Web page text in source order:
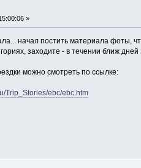
»
начал постить материала фоты,
заходите - в течении ближ
можно смотреть по ссылке:
Trip_Stories/ebc/ebc.htm